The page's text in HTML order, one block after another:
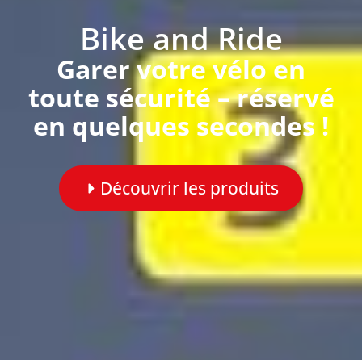
Bike and Ride
Garer votre vélo en
toute sécurité – réservé
en quelques secondes !
Découvrir les produits